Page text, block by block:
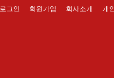
로그인 회원가입 회사소개 개